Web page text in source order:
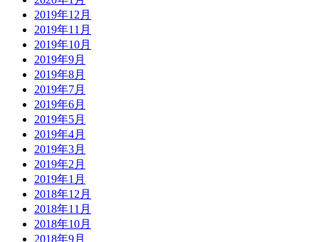
2019年12月
2019年11月
2019年10月
2019年9月
2019年8月
2019年7月
2019年6月
2019年5月
2019年4月
2019年3月
2019年2月
2019年1月
2018年12月
2018年11月
2018年10月
2018年9月